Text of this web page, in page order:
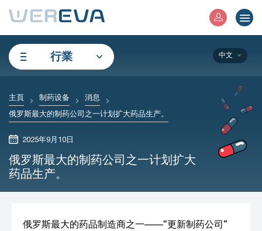
行業 中文
主頁 制药设备 消息
俄罗斯最大的制药公司之一计划扩大药品生产。
2025年9月10日
俄罗斯最大的制药公司之一计划扩大
药品生产。
俄罗斯最大的药品制造商之一——“更新制药公司”